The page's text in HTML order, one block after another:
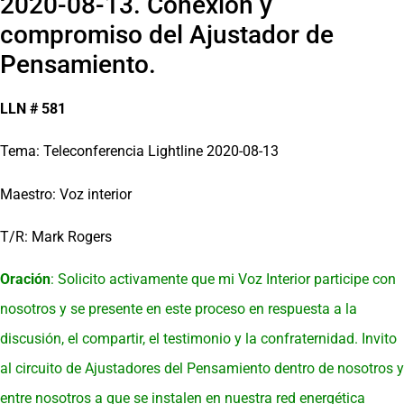
compromiso del Ajustador de
Pensamiento.
LLN # 581
Tema: Teleconferencia Lightline 2020-08-13
Maestro: Voz interior
T/R: Mark Rogers
Oración: Solicito activamente que mi Voz Interior participe con
nosotros y se presente en este proceso en respuesta a la
discusión, el compartir, el testimonio y la confraternidad. Invito
al circuito de Ajustadores del Pensamiento dentro de nosotros y
entre nosotros a que se instalen en nuestra red energética